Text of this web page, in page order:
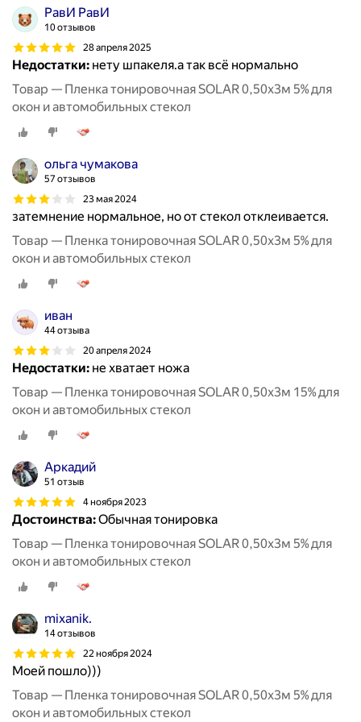
РавИ РавИ
10 отзывов
28 апреля 2025
Недостатки: нету шпакеля.а так всё нормально
Товар — Пленка тонировочная SOLAR 0,50х3м 5% для
окон и автомобильных стекол
ольга чумакова
57 отзывов
23 мая 2024
затемнение нормальное, но от стекол отклеивается.
Товар — Пленка тонировочная SOLAR 0,50х3м 5% для
окон и автомобильных стекол
иван
44 отзыва
20 апреля 2024
Недостатки: не хватает ножа
Товар — Пленка тонировочная SOLAR 0,50х3м 15% для
окон и автомобильных стекол
Аркадий
51 отзыв
4 ноября 2023
Достоинства:Обычная тонировка
Товар — Пленка тонировочная SOLAR 0,50х3м 5% для
окон и автомобильных стекол
mixanik.
14 отзывов
22 ноября 2024
Моей пошло)))
Товар — Пленка тонировочная SOLAR 0,50х3м 5% для
окон и автомобильных стекол